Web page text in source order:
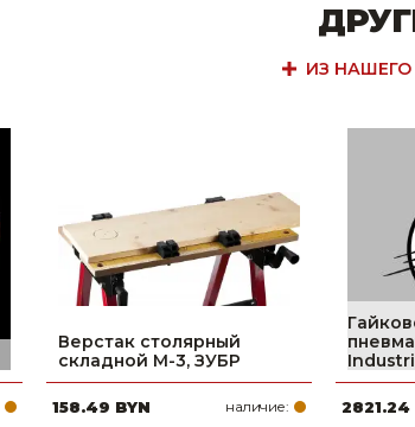
ИЗ
Верстак столярный
складной М-3, ЗУБР
158.49 BYN наличие: 2821.24